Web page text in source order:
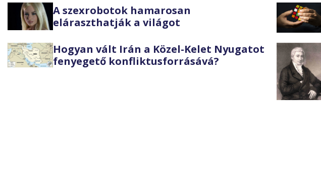
A szexrobotok hamarosan
eláraszthatják a világot
Hogyan vált Irán a Közel-Kelet Nyugatot
fenyegető konfliktusforrásává?